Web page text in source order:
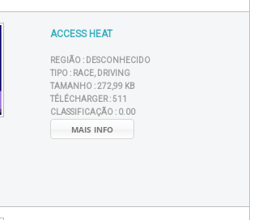
ACCESS HEAT
REGIÃO : DESCONHECIDO
TIPO : RACE, DRIVING
TAMANHO :272,99 KB
TÉLÉCHARGER :511
CLASSIFICAÇÃO : 0.00
MAIS INFO